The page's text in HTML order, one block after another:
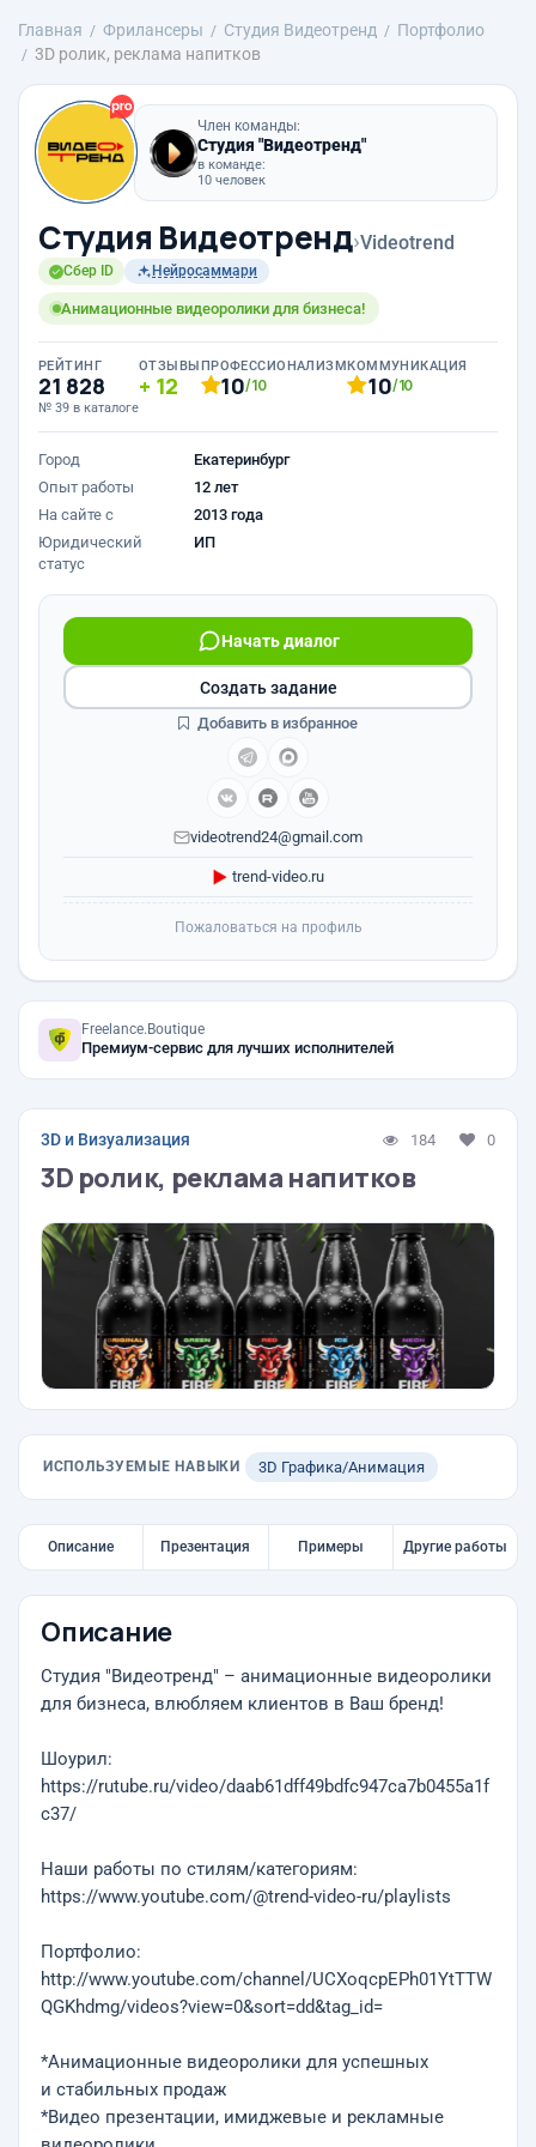
Главная Фрилансеры Студия Видеотренд
Портфолио
3D ролик, реклама напитков
Член команды:
Студия "Видеотренд"
в команде:
10 человек
Студия Видеотренд›Videotrend
Сбер ID Нейросаммари
Анимационные видеоролики для бизнеса!
РЕЙТИНГ
21 828
№ 39 в каталоге
ОТЗЫВЫ
12
ПРОФЕССИОНАЛИЗМ
10/10
КОММУНИКАЦИЯ
10/10
Город
Екатеринбург
Опыт работы
12 лет
На сайте с
2013 года
Юридический
статус
ИП
Начать диалог
videotrend24@gmail.com
trend-video.ru
Создать задание
Добавить в избранное
Пожаловаться на профиль
Freelance.Boutique
Премиум-сервис для лучших исполнителей
3D и Визуализация 184 0
3D ролик, реклама напитков
ИСПОЛЬЗУЕМЫЕ НАВЫКИ 3D Графика/Анимация
Описание Презентация Примеры Другие работы
Описание
Студия "Видеотренд" – анимационные видеоролики
для бизнеса, влюбляем клиентов в Ваш бренд!
Шоурил:
https://rutube.ru/video/daab61dff49bdfc947ca7b0455a1f
c37/
Наши работы по стилям/категориям:
https://www.youtube.com/@trend-video-ru/playlists
Портфолио:
http://www.youtube.com/channel/UCXoqcpEPh01YtTTW
QGKhdmg/videos?view=0&sort=dd&tag_id=
*Анимационные видеоролики для успешных
и стабильных продаж
*Видео презентации, имиджевые и рекламные